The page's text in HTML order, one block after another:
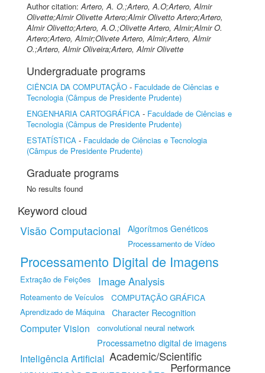
Author citation:Artero, A. O.;Artero, A.O;Artero, Almir
Olivette;Almir Olivette Artero;Almir Olivetto Artero;Artero,
Almir Olivetto;Artero, A.O.;Olivette Artero, Almir;Almir O.
Artero;Artero, Almir;Olivete Artero, Almir;Artero, Almir
O.;Artero, Almir Oliveira;Artero, Almir Olivette
Undergraduate programs
CIÊNCIA DA COMPUTAÇÃO - Faculdade de Ciências e
Tecnologia (Câmpus de Presidente Prudente)
ENGENHARIA CARTOGRÁFICA - Faculdade de Ciências e
Tecnologia (Câmpus de Presidente Prudente)
ESTATÍSTICA - Faculdade de Ciências e Tecnologia
(Câmpus de Presidente Prudente)
Graduate programs
No results found
Keyword cloud
Visão Computacional Algorítmos Genéticos
Processamento de Vídeo
Processamento Digital de Imagens
Extração de Feições Image Analysis
Roteamento de Veículos
COMPUTAÇÃO GRÁFICA
Aprendizado de Máquina
Character Recognition
Computer Vision convolutional neural network
Processametno digital de imagens
Inteligência Artificial Academic/Scientific
Performance